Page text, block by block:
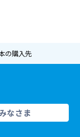
の購入先
なさま